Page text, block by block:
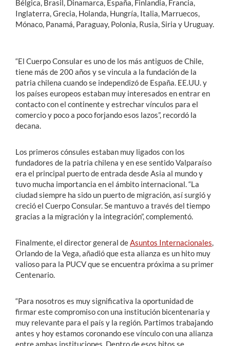
Bélgica, Brasil, Dinamarca, España, Finlandia, Francia,
Inglaterra, Grecia, Holanda, Hungría, Italia, Marruecos,
Mónaco, Panamá, Paraguay, Polonia, Rusia, Siria y Uruguay.
“El Cuerpo Consular es uno de los más antiguos de Chile,
tiene más de 200 años y se vincula a la fundación de la
patria chilena cuando se independizó de España. EE.UU. y
los países europeos estaban muy interesados en entrar en
contacto con el continente y estrechar vínculos para el
comercio y poco a poco forjando esos lazos”, recordó la
decana.
Los primeros cónsules estaban muy ligados con los
fundadores de la patria chilena y en ese sentido Valparaíso
era el principal puerto de entrada desde Asia al mundo y
tuvo mucha importancia en el ámbito internacional. “La
ciudad siempre ha sido un puerto de migración, así surgió y
creció el Cuerpo Consular. Se mantuvo a través del tiempo
gracias a la migración y la integración”, complementó.
Finalmente, el director general de Asuntos Internacionales
Orlando de la Vega, añadió que esta alianza es un hito muy
valioso para la PUCV que se encuentra próxima a su primer
Centenario.
“Para nosotros es muy significativa la oportunidad de
firmar este compromiso con una institución bicentenaria y
muy relevante para el país y la región. Partimos trabajando
antes y hoy estamos coronando ese vínculo con una alianza
entre ambas instituciones. Dentro de esos hitos se